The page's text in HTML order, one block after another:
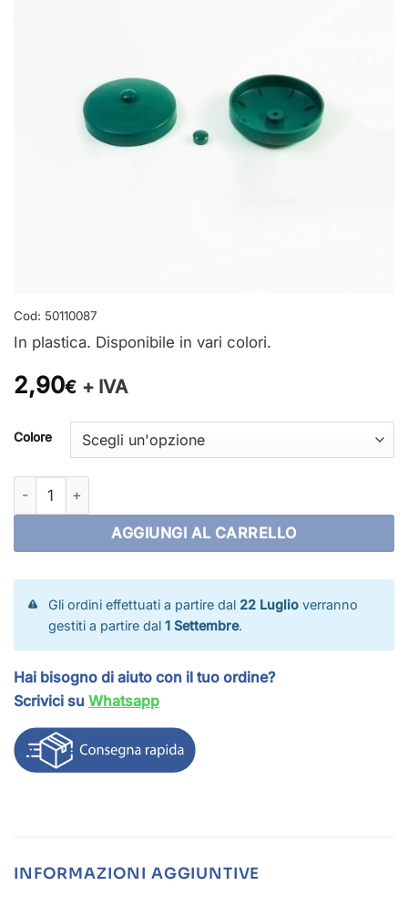
Cod: 50110087
In plastica. Disponibile in vari colori.
2,90€ + IVA
Colore
Copripalo tondo Ø 80 mm quantità
AGGIUNGI AL CARRELLO
Gli ordini effettuati a partire dal 22 Luglio verranno
gestiti a partire dal1 Settembre.
Hai bisogno di aiuto con il tuo ordine?
Scrivici su Whatsapp
INFORMAZIONI AGGIUNTIVE